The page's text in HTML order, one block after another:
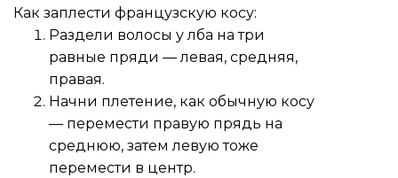
Как заплести французскую косу:
Раздели волосы у лба на три
равные пряди — левая, средняя,
правая.
Начни плетение, как обычную косу
— перемести правую прядь на
среднюю, затем левую тоже
перемести в центр.